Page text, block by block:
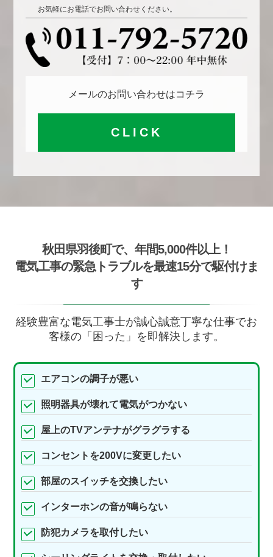
お気軽にお電話でお問い合わせください。
メールのお問い合わせはコチラ
CLICK
秋田県羽後町で、年間5,000件以上！
電気工事の緊急トラブルを最速15分で駆付けま
す
経験豊富な電気工事士が誠心誠意丁寧な仕事でお
客様の「困った」を即解決します。
エアコンの調子が悪い
照明器具が壊れて電気がつかない
屋上のTVアンテナがグラグラする
コンセントを200Vに変更したい
部屋のスイッチを交換したい
インターホンの音が鳴らない
防犯カメラを取付したい